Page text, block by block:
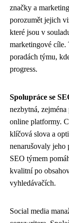
značky a
porozumět jejich
které jsou v
marketingové cíle.
poradách týmu,
progress.
Spolupráce se
nezbytná,
online platformy.
klíčová slova a
nenarušovaly jeho
SEO týmem
kvalitní po
vyhledávačích.
Social media